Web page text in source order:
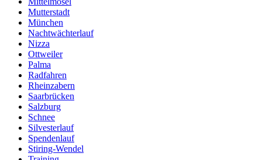
Mutterstadt
München
Nachtwächterlauf
Nizza
Ottweiler
Palma
Radfahren
Rheinzabern
Saarbrücken
Salzburg
Schnee
Silvesterlauf
Spendenlauf
Stiring-Wendel